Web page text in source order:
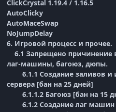
ClickCrystal 1.19.4 / 1.16.5
AutoClicky
AutoMaceSwap
NoJumpDelay
6. Игровой процесс и прочее.
6.1 Запрещено причинение
лаг-машины, багоюз, дюпы.
6.1.1 Создание заливов и
сервера [бан на 25 дней]
6.1.1.2 Багоюз [бан на 15
6.1.2 Создание лаг машин